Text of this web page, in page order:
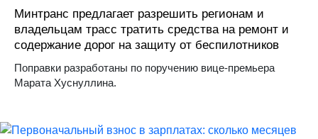
Минтранс предлагает разрешить регионам и
владельцам трасс тратить средства на ремонт и
содержание дорог на защиту от беспилотников
Поправки разработаны по поручению вице-премьера
Марата Хуснуллина.